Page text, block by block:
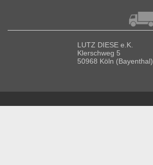
LUTZ DIESE e.K.
Klerschweg 5
50968 Köln (Bayenthal)